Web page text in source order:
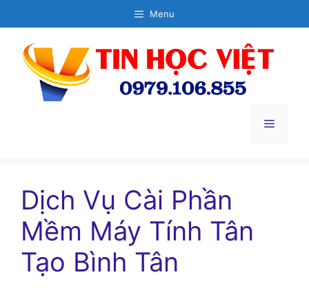
đến
dung
Menu
Menu
Dịch Vụ Cài Phần
Mềm Máy Tính Tân
Tạo Bình Tân